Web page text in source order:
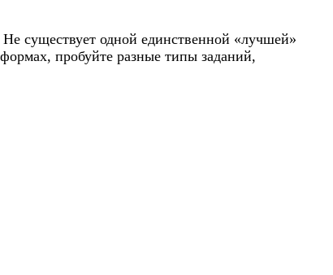
Не существует одной единственной «лучшей»
пробуйте разные типы заданий,